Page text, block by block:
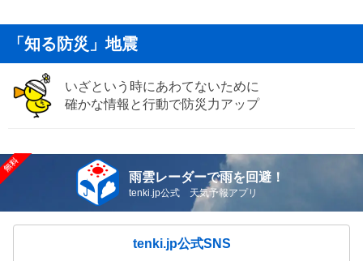
「知る防災」地震
いざという時にあわてないために
確かな情報と行動で防災力アップ
雨雲レーダーで雨を回避！
tenki.jp公式 天気予報アプリ
tenki.jp公式SNS